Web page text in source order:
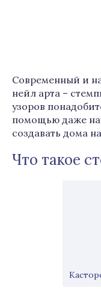
Современный и
нейл арта –
узоров
помощью даже
создавать дома
Что такое